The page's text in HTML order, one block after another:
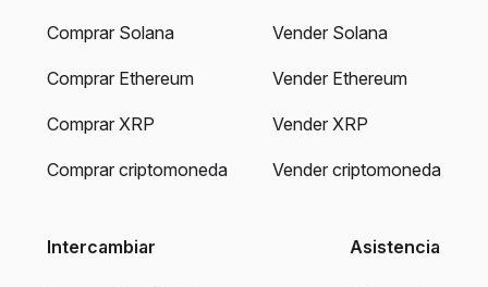
Comprar Solana
Comprar Ethereum
Comprar XRP
Comprar criptomoneda
Vender Solana
Vender Ethereum
Vender XRP
Vender criptomoneda
Intercambiar Asistencia